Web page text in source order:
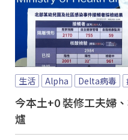
生活 Alpha Delta病毒
今本土+0 裝修工夫婦
爐